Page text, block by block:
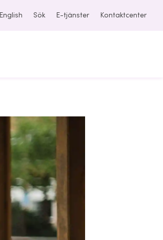
English Sök E-tjänster Kontaktcenter